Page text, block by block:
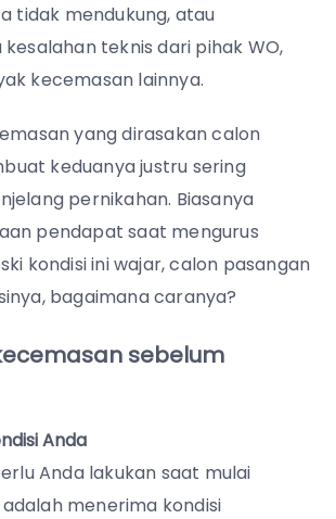
tidak mendukung, atau
teknis dari pihak WO,
kecemasan lainnya.
yang dirasakan calon
keduanya justru sering
pernikahan. Biasanya
pendapat saat mengurus
kondisi ini wajar, calon pasangan
bagaimana caranya?
sebelum
Anda
Anda lakukan saat mulai
menerima kondisi